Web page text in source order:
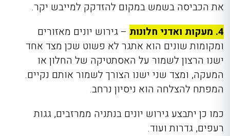
את הכביסה בשמש במקום להזדקק למייבש יקר.
4. מעקות ואדני חלונות
– גירוש יונים מאזורים
ומקומות שונים הוא אתגר לא פשוט שכן מצד אחד
ישנו הרצון לשמור על האסתטיקה של החלון או
המעקה, ומצד שני ישנו הצורך לשמור אותם נקיים.
המפתח להצלחה הוא ניסיון נרחב.
כמו כן יתבצע גירוש יונים בנתניה ממרזבים, גגות
רעפים, גדרות ועוד.